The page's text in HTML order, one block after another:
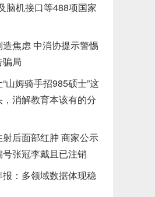
脑机接口等488项国家
焦虑 中消协提示警惕
局
山姆骑手招985硕士”这
消解教育本该有的分
后面部红肿 商家公示
张冠李戴且已注销
：多领域数据体现稳